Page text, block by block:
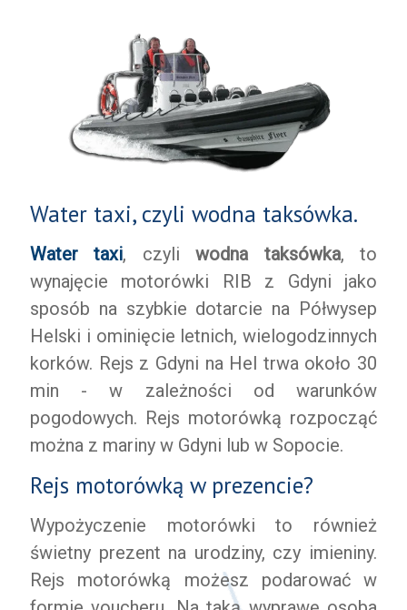
Water taxi, czyli wodna taksówka.
Water taxi, czyliwodna taksówka, to
wynajęcie motorówki RIB z Gdyni jako
sposób na szybkie dotarcie na Półwysep
Helski i ominięcie letnich, wielogodzinnych
korków. Rejs z Gdyni na Hel trwa około 30
min - w zależności od warunków
pogodowych. Rejs motorówką rozpocząć
można z mariny w Gdyni lub w Sopocie.
Rejs motorówką w prezencie?
Wypożyczenie motorówki to również
świetny prezent na urodziny, czy imieniny.
Rejs motorówką możesz podarować w